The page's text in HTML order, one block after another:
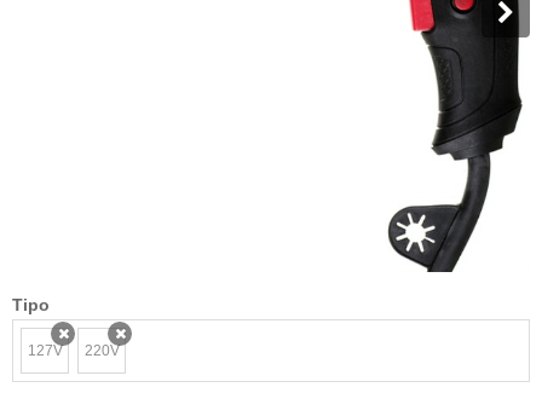
Tipo
127V
x 220V
x